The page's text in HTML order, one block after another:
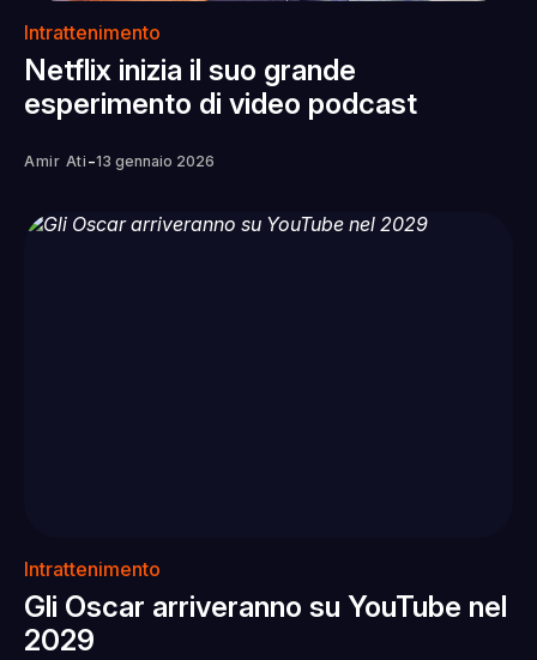
Intrattenimento
Netflix inizia il suo grande
esperimento di video podcast
Amir Ati -13 gennaio 2026
Intrattenimento
Gli Oscar arriveranno su YouTube nel
2029